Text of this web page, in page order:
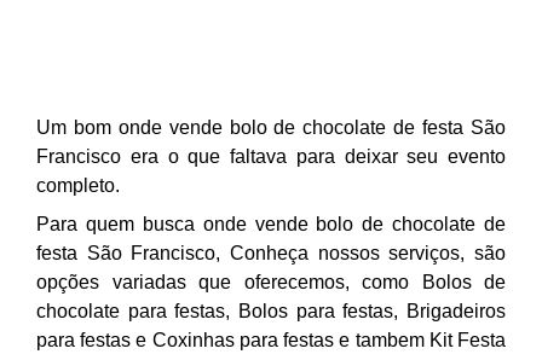
Um bom onde vende bolo de chocolate de festa São
Francisco era o que faltava para deixar seu evento
completo.
Para quem busca onde vende bolo de chocolate de
festa São Francisco, Conheça nossos serviços, são
opções variadas que oferecemos, como Bolos de
chocolate para festas, Bolos para festas, Brigadeiros
para festas e Coxinhas para festas e tambem Kit Festa